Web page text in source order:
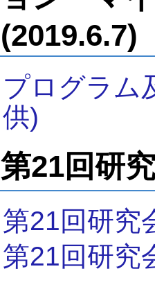
(2019.6.7)
プログラム
供)
第21回研
第21回研究
第21回研究